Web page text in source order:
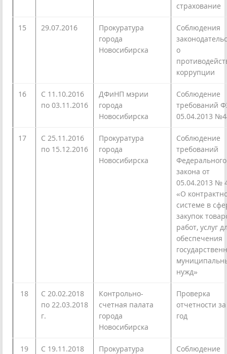
страхование
15 29.07.2016
Прокуратура
города
Новосибирска
Соблюдения
о
коррупции
16
С 11.10.2016
по 03.11.2016
ДФиНП мэрии
города
Новосибирска
Соблюдение
требований
05.04.2013
17
С 25.11.2016
по 15.12.2016
Прокуратура
города
Новосибирска
Соблюдение
требований
Федерального
закона от
05.04.2013 №
«О
системе в
закупок
работ, услуг
обеспечения
нужд»
18
С 20.02.2018
по 22.03.2018
г.
Контрольно-
счетная палата
города
Новосибирска
Проверка
отчетности
год
19
C 19.11.2018
Прокуратура
Соблюдение